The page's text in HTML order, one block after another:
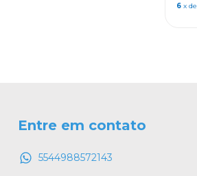
6 x de
Entre em contato
5544988572143